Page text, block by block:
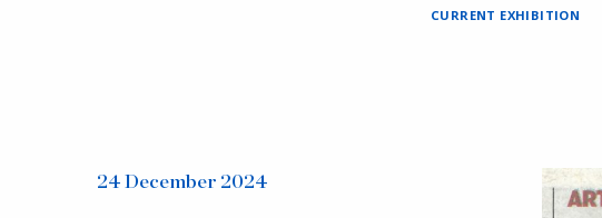
CURRENT EXHIBITION
24 December 2024